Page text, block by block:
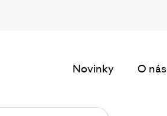
Novinky O nás